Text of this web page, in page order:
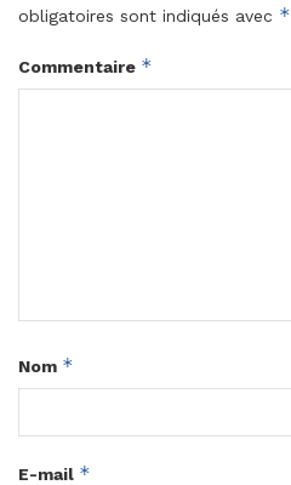
obligatoires sont indiqués avec *
Commentaire *
Nom *
E-mail *